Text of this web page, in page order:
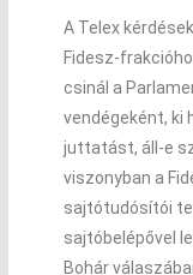
A Telex
Fidesz-
csinál a
vendégeként, ki
juttatást, áll-e
viszonyban a
sajtótudósítói
sajtóbelépővel
Bohár